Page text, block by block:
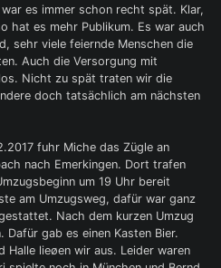
es immer schon recht spät. Klar,
hat es mehr Publikum. Es war auch
sehr viele feiernde Menschen die
Auch die Versorgung mit
Nicht zu spät traten wir die
doch tatsächlich am nächsten
fuhr Miche das Zügle an
nach Emerkingen. Dort trafen
um 19 Uhr bereit
am Umzugsweg, dafür war ganz
Nach dem kurzen Umzug
gab es einen Kasten Bier.
Halle lieøen wir aus. Leider waren